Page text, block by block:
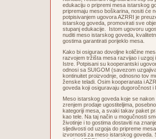
edukaciju o pripremi mesa istarskog
pripremaju meso boškarina, nositi će
potpisivanjem ugovora AZRRI je
istarskog goveda, promovirati sve
stupanj edukacije. Istom ugovoru
nuditi meso istarskog goveda,
gostima garantirati porijeklo mesa.
Kako bi osigurao dovoljne količine
razvojem tržišta mesa razvijao i
Istre. Potpisani su kooperantski
odnosi sa SUIGOM (savezom
kontinuitet proizvodnje, odnosno tov
ženske teladi. Osim kooperanata i
goveda koji osiguravaju
Meso istarskog goveda koje se
zrenjem prodaje ugostiteljima,
kategoriji mesa, a svaki takav paket
kao tele. Na taj način u mogučnosti
životinje i to gostima dostaviti na
sljedivosti od uzgoja do pripreme
izvornosti za meso istarskog goveda.